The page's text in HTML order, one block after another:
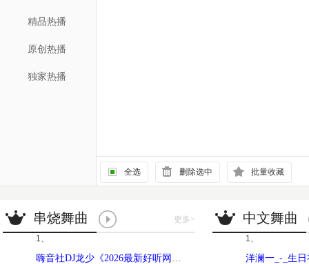
精品热播
原创热播
独家热播
全选 删除选中 批量收藏
串烧舞曲 更多>
1、
嗨音社DJ龙少《2026最新好听网络伤感歌曲推荐·深爱过的人一生惦记》
中文舞曲
1、